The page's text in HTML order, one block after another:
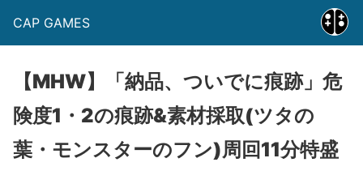
CAP GAMES
【MHW】「納品、ついでに痕跡」危
険度1・2の痕跡&素材採取(ツタの
葉・モンスターのフン)周回11分特盛